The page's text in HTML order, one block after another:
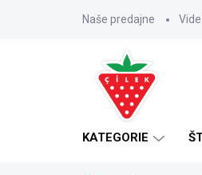
Naše predajne
KATEGORIE